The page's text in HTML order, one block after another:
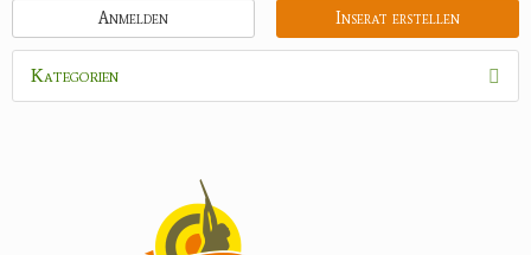
Inserat erstellen
Anmelden
Kategorien